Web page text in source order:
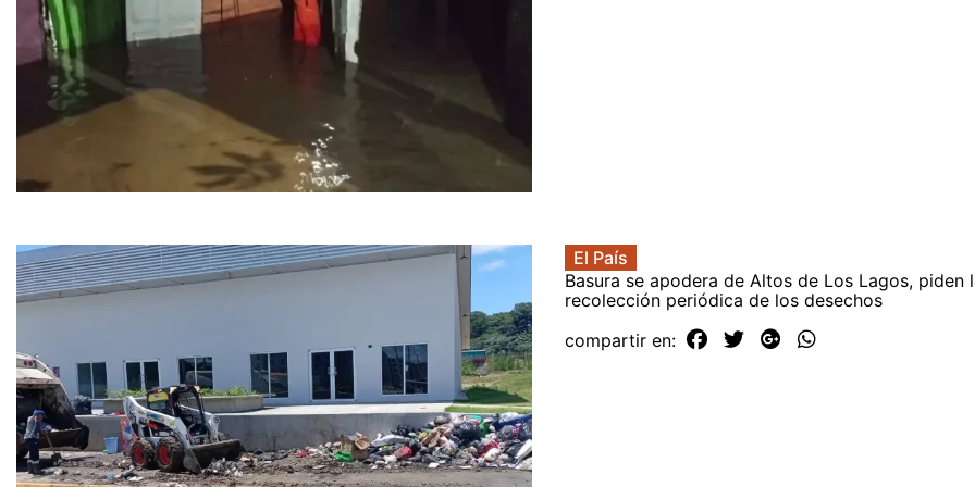
El País
Basura se apodera de Altos de Los Lagos, piden
recolección periódica de los desechos
compartir en: